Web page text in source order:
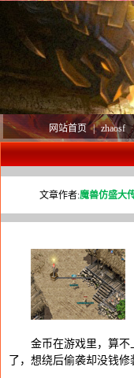
zhaosf
网站首页 |
文章作者:魔兽仿盛大
金币在游戏里，算不上
了，想绕后偷袭却没钱